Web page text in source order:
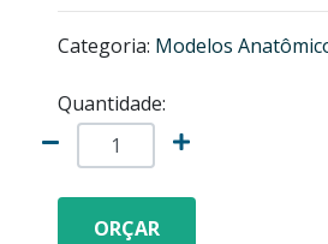
MODELOS
Categoria: Modelos
Quantidade:
ORÇAR